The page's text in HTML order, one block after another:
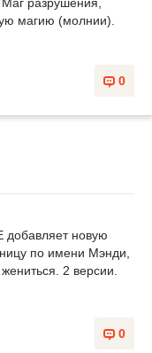
Маг разрушения,
магию (молнии).
0
добавляет новую
по имени Мэнди,
2 версии.
0